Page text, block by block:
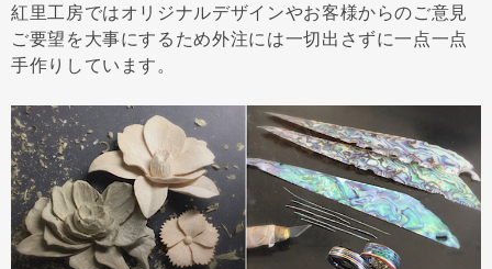
紅里工房ではオリジナルデザインやお客様からのご意見
ご要望を大事にするため外注には一切出さずに一点一点
手作りしています。